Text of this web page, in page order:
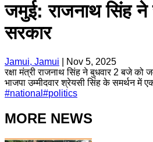
जमुई: राजनाथ सिंह ने
सरकार
Jamui, Jamui
Nov 5, 2025
रक्षा मंत्री राजनाथ सिंह ने बुधवार 2 बजे को
भाजपा उम्मीदवार श्रेयसी सिंह के समर्थन में
#national #politics
MORE NEWS